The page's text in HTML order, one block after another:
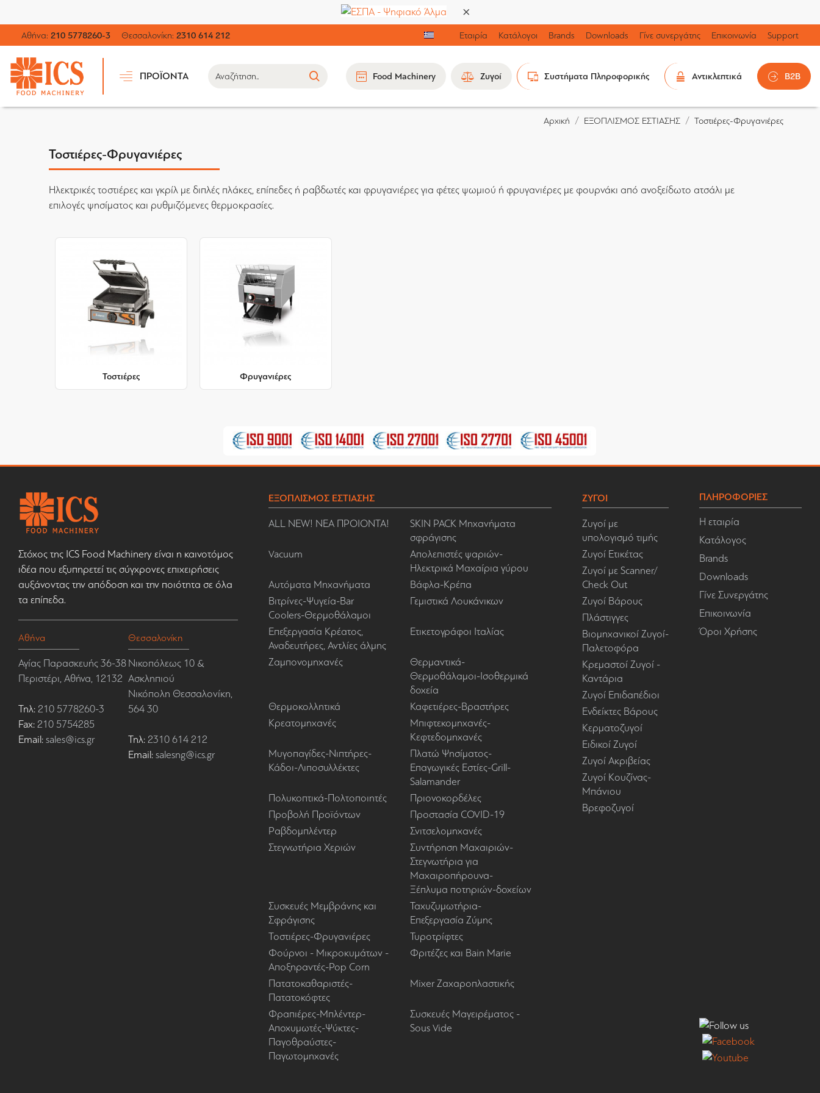
Αθήνα: 210 5778260-3 Θεσσαλονίκη: 2310 614 212 Εταιρία Κατάλογοι Brands Downloads Γίνε συνεργάτης Επικοινωνία Support
ΠΡΟΪΟΝΤΑ Food Machinery Ζυγοί Συστήματα Πληροφορικής Αντικλεπτικά B2B
Αρχική ΕΞΟΠΛΙΣΜΟΣ ΕΣΤΙΑΣΗΣ Τοστιέρες-Φρυγανιέρες
Τοστιέρες-Φρυγανιέρες
Ηλεκτρικές τοστιέρες και γκρίλ με διπλές πλάκες, επίπεδες ή ραβδωτές και φρυγανιέρες για φέτες ψωμιού ή φρυγανιέρες με φουρνάκι από ανοξείδωτο ατσάλι με
επιλογές ψησίματος και ρυθμιζόμενες θερμοκρασίες.
Τοστιέρες Φρυγανιέρες
Στόχος της ICS Food Machinery είναι η καινοτόμος
ιδέα που εξυπηρετεί τις σύγχρονες επιχειρήσεις
αυξάνοντας την απόδοση και την ποιότητα σε όλα
τα επίπεδα.
Αθήνα
Αγίας Παρασκευής 36-38
Περιστέρι, Αθήνα, 12132
Τηλ: 210 5778260-3
Fax: 210 5754285
Email: sales@ics.gr
Θεσσαλονίκη
Νικοπόλεως 10 &
Ασκληπιού
Νικόπολη Θεσσαλονίκη,
564 30
Τηλ: 2310 614 212
Email: salesng@ics.gr
ΕΞΟΠΛΙΣΜΟΣ ΕΣΤΙΑΣΗΣ
ALL NEW! ΝΕΑ ΠΡΟΙΟΝΤΑ!
SKIN PACK Μηχανήματα
σφράγισης
Vacuum
Απολεπιστές ψαριών-
Ηλεκτρικά Μαχαίρια γύρου
Αυτόματα Μηχανήματα
Βάφλα-Κρέπα
Βιτρίνες-Ψυγεία-Bar
Coolers-Θερμοθάλαμοι
Γεμιστικά Λουκάνικων
Επεξεργασία Κρέατος,
Αναδευτήρες, Αντλίες άλμης
Ετικετογράφοι Ιταλίας
Ζαμπονομηχανές
Θερμαντικά-
Θερμοθάλαμοι-Ισοθερμικά
δοχεία
Θερμοκολλητικά
Καφετιέρες-Βραστήρες
Κρεατομηχανές
Μπιφτεκομηχανές-
Κεφτεδομηχανές
Μυγοπαγίδες-Νιπτήρες-
Κάδοι-Λιποσυλλέκτες
Πλατώ Ψησίματος-
Επαγωγικές Εστίες-Grill-
Salamander
Πολυκοπτικά-Πολτοποιητές
Πριονοκορδέλες
Προβολή Προϊόντων
Προστασία COVID-19
Ραβδομπλέντερ
Σνιτσελομηχανές
Στεγνωτήρια Χεριών
Συντήρηση Μαχαιριών-
Στεγνωτήρια για
Μαχαιροπήρουνα-
Ξέπλυμα ποτηριών-δοχείων
Συσκευές Μεμβράνης και
Σφράγισης
Ταχυζυμωτήρια-
Επεξεργασία Ζύμης
Τοστιέρες-Φρυγανιέρες
Τυροτρίφτες
Φούρνοι - Μικροκυμάτων -
Αποξηραντές-Pop Corn
Φριτέζες και Bain Marie
Πατατοκαθαριστές-
Πατατοκόφτες
Mixer Ζαχαροπλαστικής
Φραπιέρες-Μπλέντερ-
Αποχυμωτές-Ψύκτες-
Παγοθραύστες-
Παγωτομηχανές
Συσκευές Μαγειρέματος -
Sous Vide
ΖΥΓΟΙ
Ζυγοί με
υπολογισμό τιμής
Ζυγοί Ετικέτας
Ζυγοί με Scanner/
Check Out
Ζυγοί Βάρους
Πλάστιγγες
Βιομηχανικοί Ζυγοί-
Παλετοφόρα
Κρεμαστοί Ζυγοί -
Καντάρια
Ζυγοί Επιδαπέδιοι
Ενδείκτες Βάρους
Κερματοζυγοί
Ειδικοί Ζυγοί
Ζυγοί Ακριβείας
Ζυγοί Κουζίνας-
Μπάνιου
Βρεφοζυγοί
ΠΛΗΡΟΦΟΡΙΕΣ
Η εταιρία
Κατάλογος
Brands
Downloads
Γίνε Συνεργάτης
Επικοινωνία
Όροι Χρήσης